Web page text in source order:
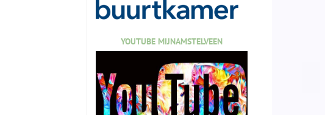
YOUTUBE MIJNAMSTELVEEN